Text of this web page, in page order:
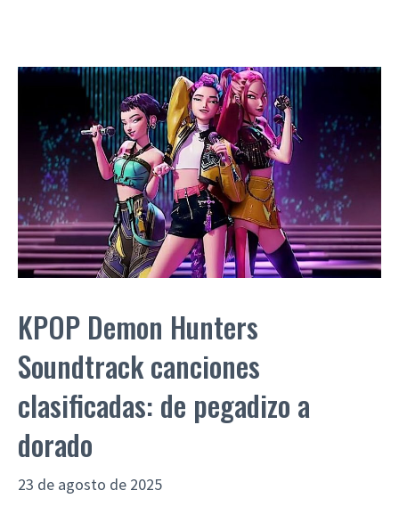
KPOP Demon Hunters
Soundtrack canciones
clasificadas: de pegadizo a
dorado
23 de agosto de 2025